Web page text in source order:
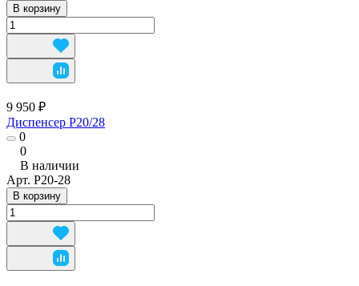
В корзину
9 950 ₽
Диспенсер P20/28
0
0
В наличии
Арт. P20-28
В корзину